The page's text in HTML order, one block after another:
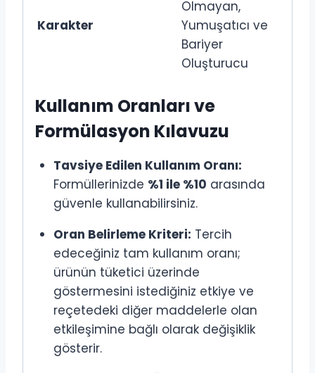
Karakter
Olmayan,
Yumuşatıcı ve
Bariyer
Oluşturucu
Kullanım Oranları ve
Formülasyon Kılavuzu
Tavsiye Edilen Kullanım Oranı:
Formüllerinizde %1 ile %10 arasında
güvenle kullanabilirsiniz.
Oran Belirleme Kriteri: Tercih
edeceğiniz tam kullanım oranı;
ürünün tüketici üzerinde
göstermesini istediğiniz etkiye ve
reçetedeki diğer maddelerle olan
etkileşimine bağlı olarak değişiklik
gösterir.